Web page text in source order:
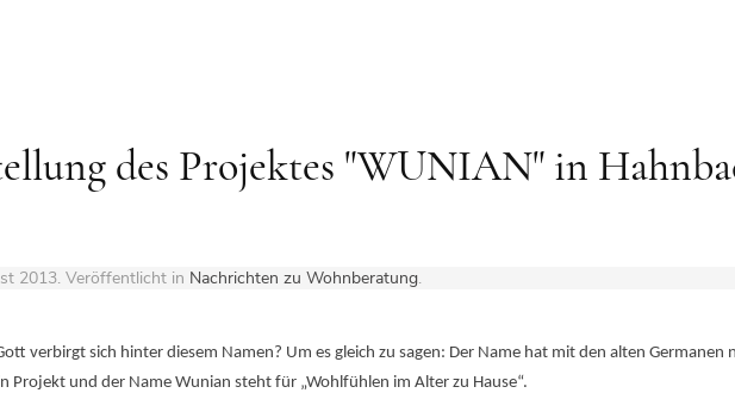
des Projektes "WUNIAN" in
2013. Veröffentlicht in Nachrichten zu Wohnberatung.
verbirgt sich hinter diesem Namen? Um es gleich zu sagen: Der Name hat mit den alten Germanen
Projekt und der Name Wunian steht für „Wohlfühlen im Alter zu Hause“.